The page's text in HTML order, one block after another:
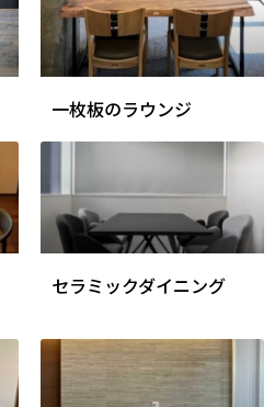
一枚板のラウンジ
セラミックダイニング